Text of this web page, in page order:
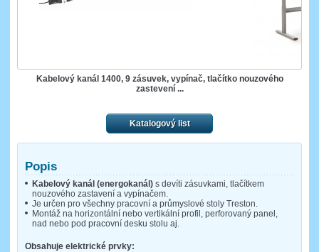
Kabelový kanál 1400, 9 zásuvek, vypínač, tlačítko nouzového
zastevení ...
Katalogový list
Popis
Kabelový kanál (energokanál) s devíti zásuvkami, tlačítkem
nouzového zastavení a vypínačem.
Je určen pro všechny pracovní a průmyslové stoly Treston.
Montáž na horizontální nebo vertikální profil, perforovaný panel,
nad nebo pod pracovní desku stolu aj.
Obsahuje elektrické prvky: